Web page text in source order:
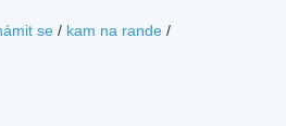
se / kam na rande /